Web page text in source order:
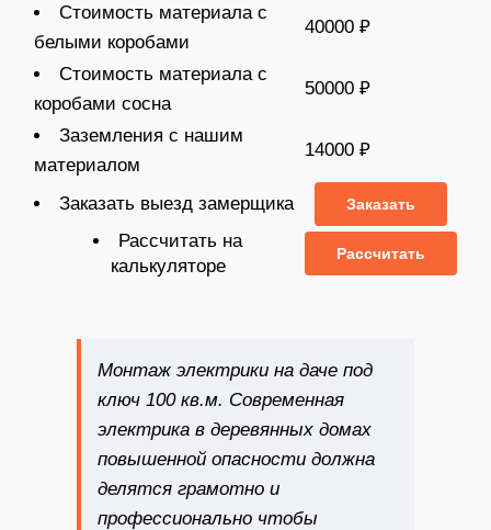
Стоимость материала с
белыми коробами
40000 ₽
Стоимость материала с
коробами сосна
50000 ₽
Заземления с нашим
материалом
14000 ₽
Заказать выезд замерщика Заказать
Рассчитать на
калькуляторе
Рассчитать
Монтаж электрики на даче под
ключ 100 кв.м. Современная
электрика в деревянных домах
повышенной опасности должна
делятся грамотно и
профессионально чтобы